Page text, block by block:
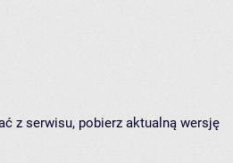
z serwisu, pobierz aktualną wersję